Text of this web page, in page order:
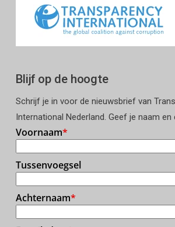
Blijf op de hoogte
Schrijf je in voor de nieuwsbrief van
International Nederland. Geef je naam en